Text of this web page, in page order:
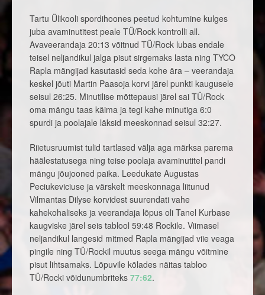
Tartu Ülikooli spordihoones peetud kohtumine kulges
juba avaminutitest peale TÜ/Rock kontrolli all.
Avaveerandaja 20:13 võitnud TÜ/Rock lubas endale
teisel neljandikul jalga pisut sirgemaks lasta ning TYCO
Rapla mängijad kasutasid seda kohe ära – veerandaja
keskel jõuti Martin Paasoja korvi järel punkti kaugusele
seisul 26:25. Minutilise mõttepausi järel sai TÜ/Rock
oma mängu taas käima ja tegi kahe minutiga 6:0
spurdi ja poolajale läksid meeskonnad seisul 32:27.
Riietusruumist tulid tartlased välja aga märksa parema
häälestatusega ning teise poolaja avaminutitel pandi
mängu jõujooned paika. Leedukate Augustas
Peciukeviciuse ja värskelt meeskonnaga liitunud
Vilmantas Dilyse korvidest suurendati vahe
kahekohaliseks ja veerandaja lõpus oli Tanel Kurbase
kaugviske järel seis tablool 59:48 Rockile. Viimasel
neljandikul langesid mitmed Rapla mängijad viie veaga
pingile ning TÜ/Rockil muutus seega mängu võitmine
pisut lihtsamaks. Lõpuvile kõlades näitas tabloo
TÜ/Rocki võidunumbriteks 77:62.